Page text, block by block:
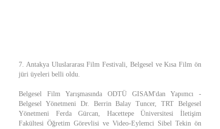
7. Antakya Uluslararası Film Festivali, Belgesel ve Kısa Film ön
jüri üyeleri belli oldu.
Belgesel Film Yarışmasında ODTÜ GISAM'dan Yapımcı -
Belgesel Yönetmeni Dr. Berrin Balay Tuncer, TRT Belgesel
Yönetmeni Ferda Gürcan, Hacettepe Üniversitesi İletişim
Fakültesi Öğretim Görevlisi ve Video-Eylemci Sibel Tekin ön